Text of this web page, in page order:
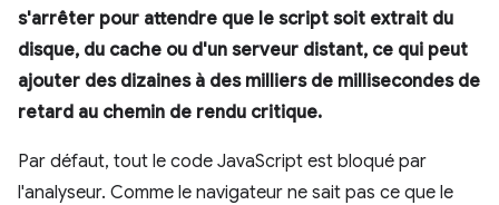
s'arrêter pour attendre que le script soit extrait du
disque, du cache ou d'un serveur distant, ce qui peut
ajouter des dizaines à des milliers de millisecondes de
retard au chemin de rendu critique.
Par défaut, tout le code JavaScript est bloqué par
l'analyseur. Comme le navigateur ne sait pas ce que le